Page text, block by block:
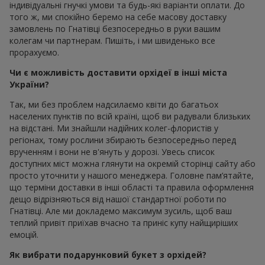
індивідуальні гнучкі умови та будь-які варіанти оплати. До
того ж, ми спокійно беремо на себе масову доставку
замовлень по Гнатівці безпосередньо в руки вашим
колегам чи партнерам. Пишіть, і ми швиденько все
прорахуємо.
Чи є можливість доставити орхідеї в інші міста
України?
Так, ми без проблем надсилаємо квіти до багатьох
населених пунктів по всій країні, щоб ви радували близьких
на відстані. Ми знайшли надійних колег-флористів у
регіонах, тому рослини збирають безпосередньо перед
врученням і вони не в'януть у дорозі. Увесь список
доступних міст можна глянути на окремій сторінці сайту або
просто уточнити у нашого менеджера. Головне пам’ятайте,
що терміни доставки в інші області та правила оформлення
дещо відрізняються від нашої стандартної роботи по
Гнатівці. Але ми докладемо максимум зусиль, щоб ваш
теплий привіт приїхав вчасно та приніс купу найщиріших
емоцій.
Як вибрати подарунковий букет з орхідей?